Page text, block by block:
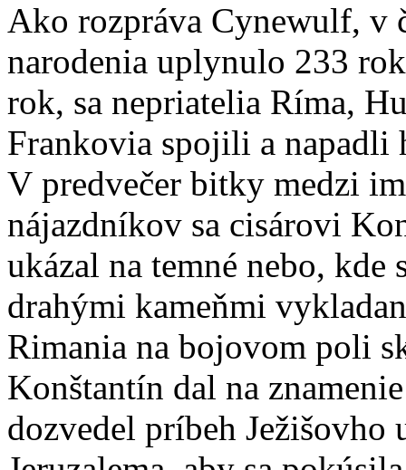
Ako rozpráva Cynewulf, v
narodenia uplynulo 233
rok, sa nepriatelia Ríma,
Frankovia spojili a napadli
V predvečer bitky medzi
nájazdníkov sa cisárovi
ukázal na temné nebo,
drahými kameňmi
Rimania na bojovom poli
Konštantín dal na
dozvedel príbeh